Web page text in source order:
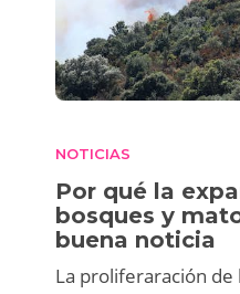
NOTICIAS
Por qué la
bosques y
buena noticia
La proliferaración